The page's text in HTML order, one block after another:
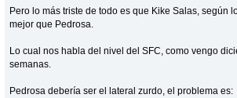
Pero lo más triste de todo es que Kike Salas, según
mejor que Pedrosa.
Lo cual nos habla del nivel del SFC, como vengo
semanas.
Pedrosa debería ser el lateral zurdo, el problema es: